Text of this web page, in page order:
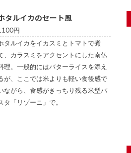
タルイカのセート風
円
タルイカをイカスミとトマトで煮
、カラスミをアクセントにした南仏
理。一般的にはバターライスを添え
が、ここでは米よりも軽い食後感で
ながら、食感がきっちり残る米型パ
タ「リゾーニ」で。